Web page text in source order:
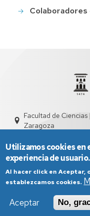
Facultad de
Zaragoza
Aviso Legal
Política de
Utilizamos cookies en
experiencia de usuario.
Al hacer click en
establezcamos cookies.
Aceptar
No,